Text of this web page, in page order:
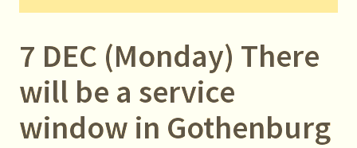
7 DEC (Monday) There
will be a service
window in Gothenburg